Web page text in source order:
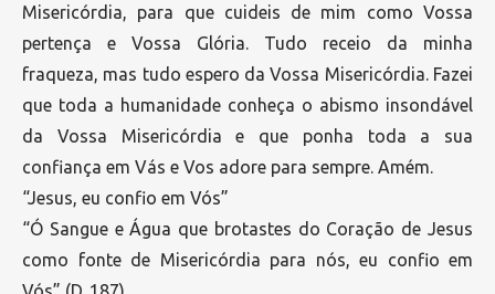
Misericórdia, para que cuideis de mim como Vossa
pertença e Vossa Glória. Tudo receio da minha
fraqueza, mas tudo espero da Vossa Misericórdia. Fazei
que toda a humanidade conheça o abismo insondável
da Vossa Misericórdia e que ponha toda a sua
confiança em Vás e Vos adore para sempre. Amém.
“Jesus, eu confio em Vós”
“Ó Sangue e Água que brotastes do Coração de Jesus
como fonte de Misericórdia para nós, eu confio em